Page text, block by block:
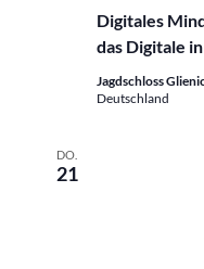
Digitales
das Digitale
Jagdschloss
Deutschland
DO.
21